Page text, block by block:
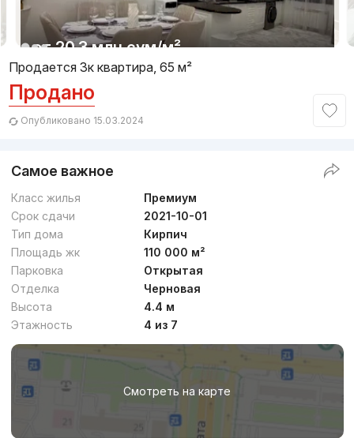
от20.3 млн сум/м²
Сдан,Nikolay2
3к квартира, 105 м²
от /м²
Сдан,Luiza
3к квартира, 72 м²
+998 (90) 990...
1/10
Продается 3к квартира, 65 м²
Продано
Опубликовано 15.03.2024
Самое важное
Класс жилья
Премиум
Срок сдачи
2021-10-01
Тип дома
Кирпич
Площадь жк
110 000 м²
Парковка
Открытая
Отделка
Черновая
Высота
4.4 м
Этажность
4 из 7
Смотреть на карте